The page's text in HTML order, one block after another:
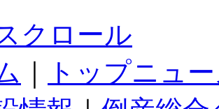
クロール
トップニュ